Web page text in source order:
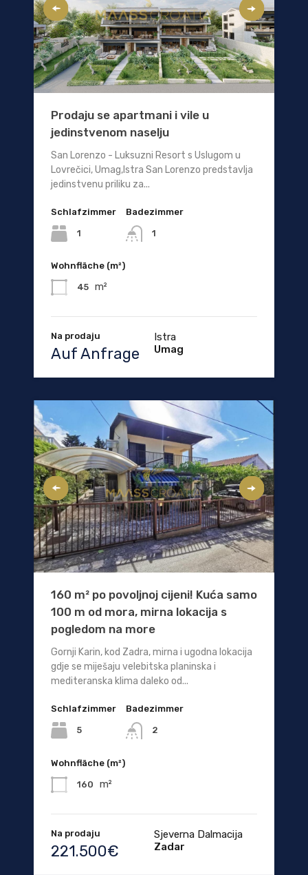
Prodaju se apartmani i vile u
jedinstvenom naselju
San Lorenzo - Luksuzni Resort s Uslugom u
Lovrečici, Umag,Istra San Lorenzo predstavlja
jedinstvenu priliku za...
Schlafzimmer
1
Badezimmer
1
Wohnfläche (m²)
45 m²
Na prodaju
Auf Anfrage
Istra
Umag
160 m² po povoljnoj cijeni! Kuća samo
100 m od mora, mirna lokacija s
pogledom na more
Gornji Karin, kod Zadra, mirna i ugodna lokacija
gdje se miješaju velebitska planinska i
mediteranska klima daleko od...
Schlafzimmer
5
Badezimmer
2
Wohnfläche (m²)
160 m²
Na prodaju
221.500€
Sjeverna Dalmacija
Zadar